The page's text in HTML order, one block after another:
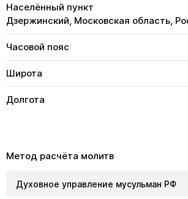
Населённый пункт
Дзержинский, Московская область,
Часовой пояс
Широта
Долгота
Метод расчёта молитв